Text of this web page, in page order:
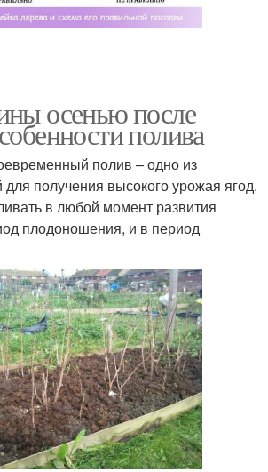
осенью после
полива
полив – одно из
получения высокого урожая ягод.
в любой момент развития
плодоношения, и в период